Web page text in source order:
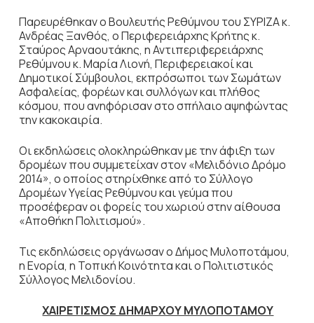
Παρευρέθηκαν ο Βουλευτής Ρεθύμνου του ΣΥΡΙΖΑ κ.
Ανδρέας Ξανθός, ο Περιφερειάρχης Κρήτης κ.
Σταύρος Αρναουτάκης, η Αντιπεριφερειάρχης
Ρεθύμνου κ. Μαρία Λιονή, Περιφερειακοί και
Δημοτικοί Σύμβουλοι, εκπρόσωποι των Σωμάτων
Ασφαλείας, φορέων και συλλόγων και πλήθος
κόσμου, που ανηφόρισαν στο σπήλαιο αψηφώντας
την κακοκαιρία.
Οι εκδηλώσεις ολοκληρώθηκαν με την άφιξη των
δρομέων που συμμετείχαν στον «Μελιδόνιο Δρόμο
2014», ο οποίος στηρίχθηκε από το Σύλλογο
Δρομέων Υγείας Ρεθύμνου και γεύμα που
προσέφεραν οι φορείς του χωριού στην αίθουσα
«Αποθήκη Πολιτισμού».
Τις εκδηλώσεις οργάνωσαν ο Δήμος Μυλοποτάμου,
η Ενορία, η Τοπική Κοινότητα και ο Πολιτιστικός
Σύλλογος Μελιδονίου.
ΧΑΙΡΕΤΙΣΜΟΣ ΔΗΜΑΡΧΟΥ ΜΥΛΟΠΟΤΑΜΟΥ